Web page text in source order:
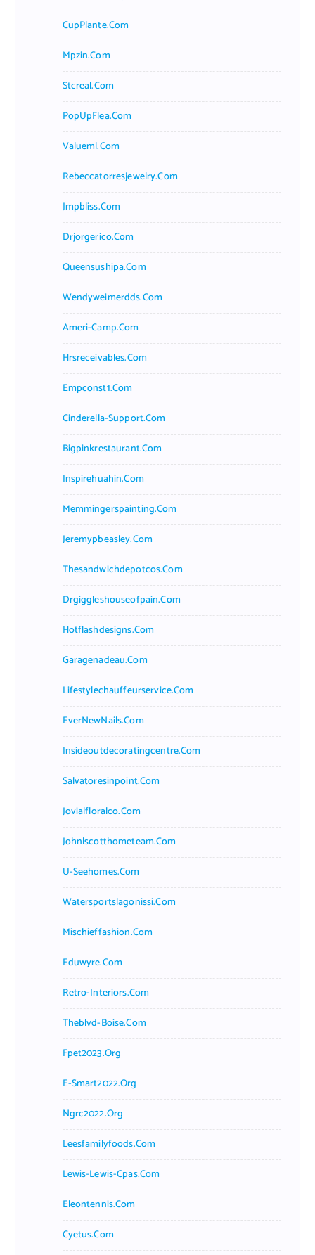
CupPlante.com
Mpzin.com
Stcreal.com
PopUpFlea.com
Valueml.com
Rebeccatorresjewelry.com
Jmpbliss.com
Drjorgerico.com
Queensushipa.com
Wendyweimerdds.com
Ameri-Camp.com
Hrsreceivables.com
Empconst1.com
Cinderella-Support.com
Bigpinkrestaurant.com
Inspirehuahin.com
Memmingerspainting.com
Jeremypbeasley.com
Thesandwichdepotcos.com
Drgiggleshouseofpain.com
Hotflashdesigns.com
Garagenadeau.com
Lifestylechauffeurservice.com
EverNewNails.com
Insideoutdecoratingcentre.com
Salvatoresinpoint.com
Jovialfloralco.com
Johnlscotthometeam.com
U-Seehomes.com
Watersportslagonissi.com
Mischieffashion.com
Eduwyre.com
Retro-Interiors.com
Theblvd-Boise.com
Fpet2023.org
E-Smart2022.org
Ngrc2022.org
Leesfamilyfoods.com
Lewis-Lewis-Cpas.com
Eleontennis.com
Cyetus.com